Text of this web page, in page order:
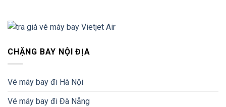
CHẶNG BAY NỘI ĐỊA
Vé máy bay đi Hà Nội
Vé máy bay đi Đà Nẵng